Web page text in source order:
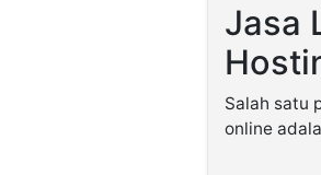
Jasa
Salah satu
online